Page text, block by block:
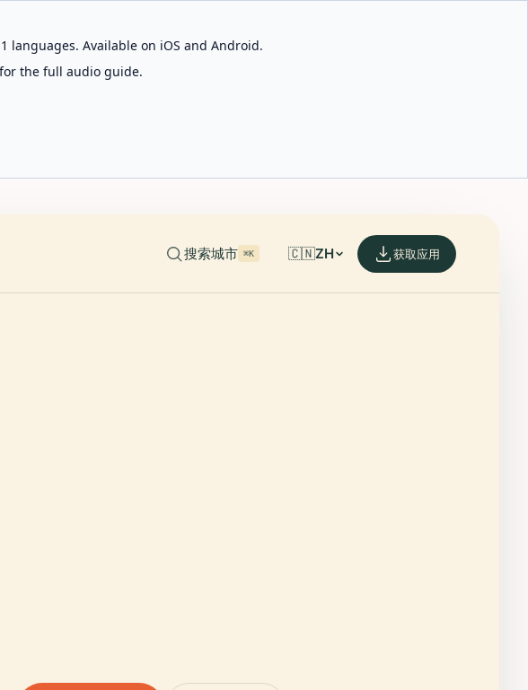
languages. Available on iOS and Android.
the full audio guide.
搜索城市 ⌘K 🇨🇳ZH 获取应用